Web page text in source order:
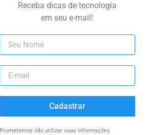
Receba dicas de tecnologia
em seu e-mail!
Cadastrar
Prometemos não utilizar suas informações